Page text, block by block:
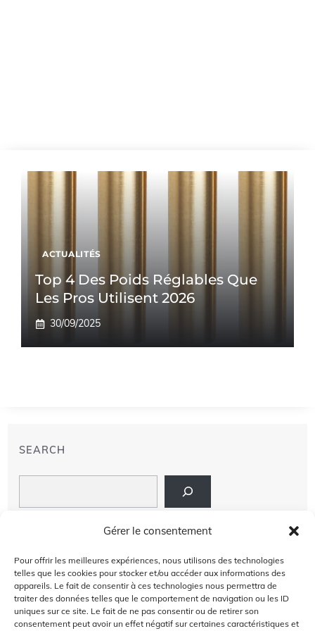
Gérer le consentement
Pour offrir les meilleures expériences, nous utilisons des technologies
telles que les cookies pour stocker et/ou accéder aux informations des
appareils. Le fait de consentir à ces technologies nous permettra de
traiter des données telles que le comportement de navigation ou les ID
uniques sur ce site. Le fait de ne pas consentir ou de retirer son
consentement peut avoir un effet négatif sur certaines caractéristiques et
ACTUALITÉS
Top 4 Des Poids Réglables Que
Les Pros Utilisent 2026
30/09/2025
SEARCH
À PROPOS DE NOUS
AVIS DE NON-RESPONSABILITÉ